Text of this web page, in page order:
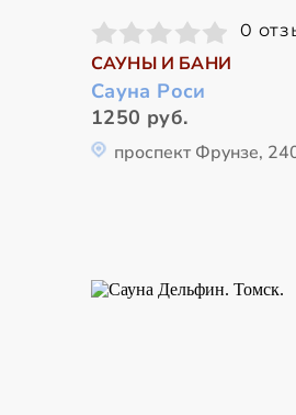
0
САУНЫ И БАНИ
Сауна Роси
1250 руб.
проспект Фрунзе,